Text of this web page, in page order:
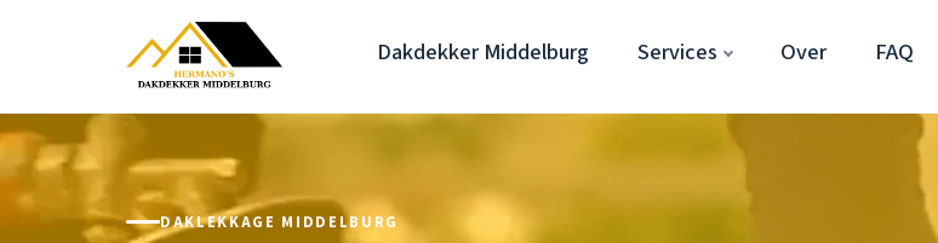
Dakdekker Middelburg Services Over FAQ
DAKLEKKAGE MIDDELBURG